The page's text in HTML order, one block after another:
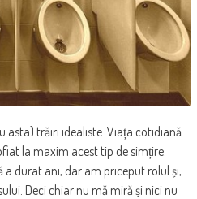
asta) trăiri idealiste. Viața cotidiană
la maxim acest tip de simțire.
durat ani, dar am priceput rolul și,
Deci chiar nu mă miră și nici nu